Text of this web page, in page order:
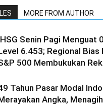
MORE FROM AUTHOR
Senin Pagi Menguat
6.453; Regional Bias
500 Membukukan
Tahun Pasar Modal
Angka,